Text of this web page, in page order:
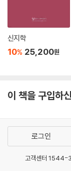
연애결혼이라는 혁
족 내에서 실현되는
이들의 미래, 나아가
다. 여기에는 적어도
세상은 그 정의상 인
다면 그건 가장 적절
으로 꽤 믿을 만하지요.
내가 감당할 수 있는
정치?교육?예술 등
사랑이 부각되면서,
큰 관심을 쏟게 되었
자식, 즉 후세를 위해
문제들에 대한 해법이
자크 시라크 정부에
지 않았던 뤽 페리는
신지학
10% 25,200원
이 책을 구입하
로그인
고객센터 1544-